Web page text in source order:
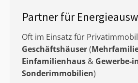
Partner für
Oft im Einsatz für
Geschäftshäuser(
Einfamilienhaus & Gewerbe-
Sonderimmobilien)